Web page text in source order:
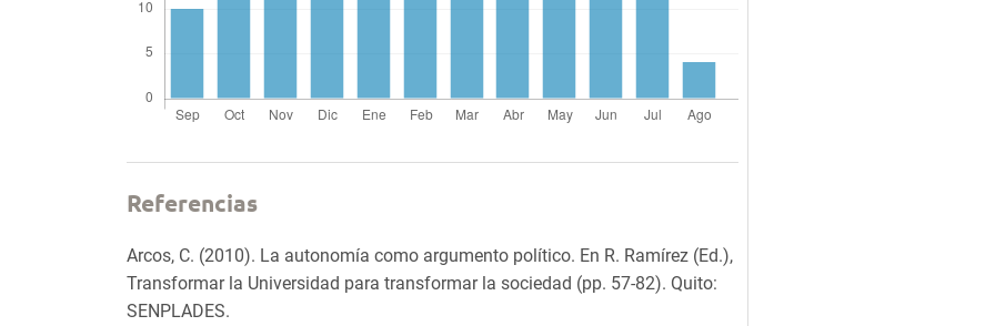
Referencias
Arcos, C. (2010). La autonomía como argumento político. En R. Ramírez (Ed.),
Transformar la Universidad para transformar la sociedad (pp. 57-82). Quito:
SENPLADES.